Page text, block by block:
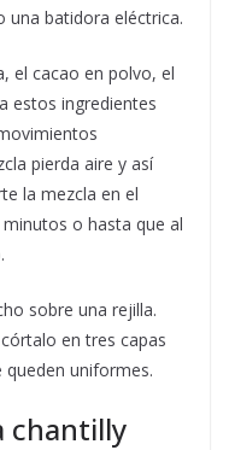
una batidora eléctrica.
el cacao en polvo, el
estos ingredientes
pierda aire y así
la mezcla en el
o hasta que al
sobre una rejilla.
en tres capas
uniformes.
chantilly